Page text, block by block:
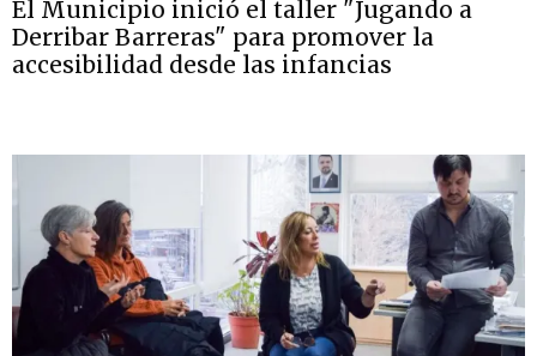
El Municipio inició el taller "Jugando a
Derribar Barreras" para promover la
accesibilidad desde las infancias